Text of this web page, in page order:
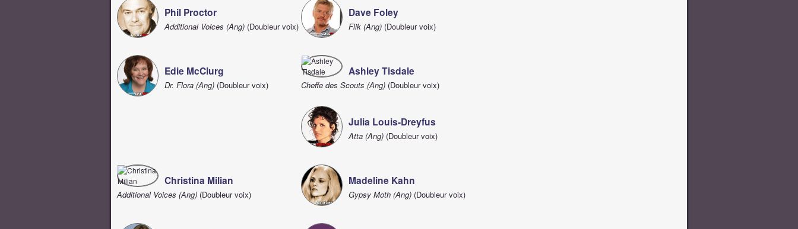
Phil Proctor
Additional Voices (Ang) (Doubleur voix)
Dave Foley
Flik (Ang) (Doubleur voix)
Edie McClurg
Dr. Flora (Ang) (Doubleur voix)
Ashley Tisdale
Cheffe des Scouts (Ang) (Doubleur voix)
Julia Louis-Dreyfus
Atta (Ang) (Doubleur voix)
Christina Milian
Additional Voices (Ang) (Doubleur voix)
Madeline Kahn
Gypsy Moth (Ang) (Doubleur voix)